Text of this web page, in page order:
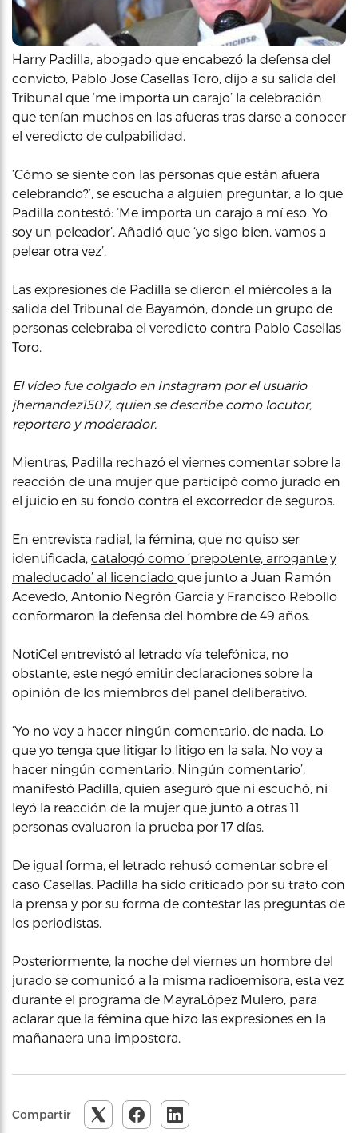
Harry Padilla, abogado que encabezó la defensa del
convicto, Pablo Jose Casellas Toro, dijo a su salida del
Tribunal que ‘me importa un carajo’ la celebración
que tenían muchos en las afueras tras darse a conocer
el veredicto de culpabilidad.
‘Cómo se siente con las personas que están afuera
celebrando?’, se escucha a alguien preguntar, a lo que
Padilla contestó: ‘Me importa un carajo a mí eso. Yo
soy un peleador’. Añadió que ‘yo sigo bien, vamos a
pelear otra vez’.
Las expresiones de Padilla se dieron el miércoles a la
salida del Tribunal de Bayamón, donde un grupo de
personas celebraba el veredicto contra Pablo Casellas
Toro.
El vídeo fue colgado en Instagram por el usuario
jhernandez1507, quien se describe como locutor,
reportero y moderador.
Mientras, Padilla rechazó el viernes comentar sobre la
reacción de una mujer que participó como jurado en
el juicio en su fondo contra el excorredor de seguros.
En entrevista radial, la fémina, que no quiso ser
identificada, catalogó como ‘prepotente, arrogante y
maleducado’ al licenciado que junto a Juan Ramón
Acevedo, Antonio Negrón García y Francisco Rebollo
conformaron la defensa del hombre de 49 años.
NotiCel entrevistó al letrado vía telefónica, no
obstante, este negó emitir declaraciones sobre la
opinión de los miembros del panel deliberativo.
‘Yo no voy a hacer ningún comentario, de nada. Lo
que yo tenga que litigar lo litigo en la sala. No voy a
hacer ningún comentario. Ningún comentario’,
manifestó Padilla, quien aseguró que ni escuchó, ni
leyó la reacción de la mujer que junto a otras 11
personas evaluaron la prueba por 17 días.
De igual forma, el letrado rehusó comentar sobre el
caso Casellas. Padilla ha sido criticado por su trato con
la prensa y por su forma de contestar las preguntas de
los periodistas.
Posteriormente, la noche del viernes un hombre del
jurado se comunicó a la misma radioemisora, esta vez
durante el programa de MayraLópez Mulero, para
aclarar que la fémina que hizo las expresiones en la
mañanaera una impostora.
Compartir